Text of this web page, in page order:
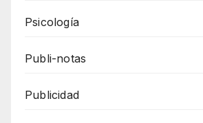
Psicología
Publi-notas
Publicidad